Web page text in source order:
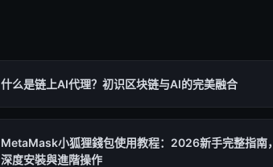
什么是链上AI代理？初识区块链与AI的完美融合
MetaMask小狐狸錢包使用教程：2026新手完整指南，
深度安裝與進階操作